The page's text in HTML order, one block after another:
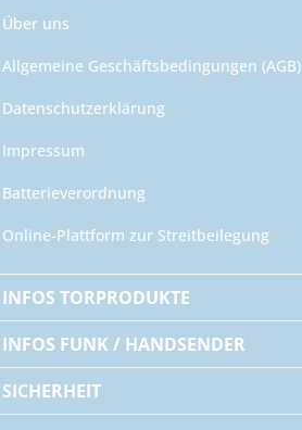
Über uns
Allgemeine Geschäftsbedingungen (AGB)
Datenschutzerklärung
Impressum
Batterieverordnung
Online-Plattform zur Streitbeilegung
INFOS TORPRODUKTE
INFOS FUNK / HANDSENDER
SICHERHEIT